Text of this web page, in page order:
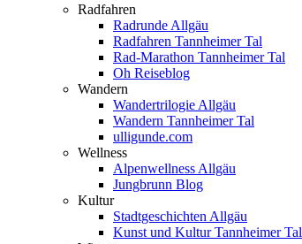
Radfahren
Radrunde Allgäu
Radfahren Tannheimer Tal
Rad-Marathon Tannheimer Tal
Oh Reiseblog
Wandern
Wandertrilogie Allgäu
Wandern Tannheimer Tal
ulligunde.com
Wellness
Alpenwellness Allgäu
Jungbrunn Blog
Kultur
Stadtgeschichten Allgäu
Kunst und Kultur Tannheimer Tal